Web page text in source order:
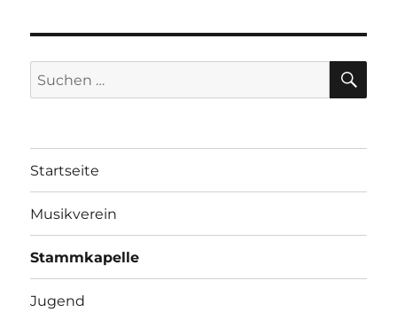
Suchen
nach:
Startseite
Musikverein
Stammkapelle
Jugend